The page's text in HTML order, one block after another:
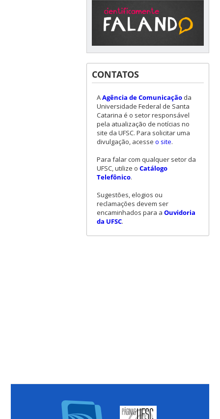
CONTATOS
AAgência de Comunicaçãoda
Universidade Federal de Santa
Catarina é o setor responsável
pela atualização de notícias no
site da UFSC. Para solicitar uma
divulgação, acesse o site.
Para falar com qualquer setor da
UFSC, utilize o Catálogo
Telefônico.
Sugestões, elogios ou
reclamações devem ser
encaminhados para a Ouvidoria
da UFSC.